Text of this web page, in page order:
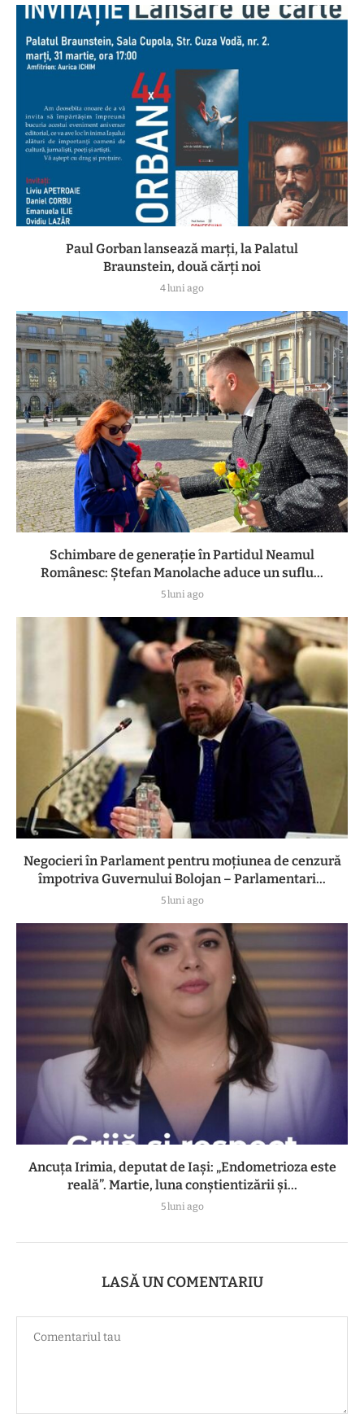
Paul Gorban lansează marți, la Palatul
Braunstein, două cărți noi
4 luni ago
Schimbare de generație în Partidul Neamul
Românesc: Ștefan Manolache aduce un suflu...
5 luni ago
Negocieri în Parlament pentru moțiunea de cenzură
împotriva Guvernului Bolojan – Parlamentari...
5 luni ago
Ancuța Irimia, deputat de Iași: „Endometrioza este
reală”. Martie, luna conștientizării și...
5 luni ago
LASĂ UN COMENTARIU